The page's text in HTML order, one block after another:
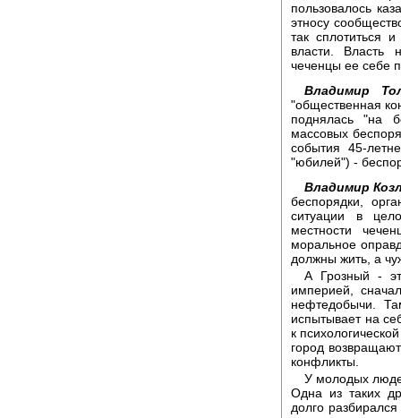
пользовалось
этносу
так сплотиться
власти. Власть
чеченцы ее себе
Владимир
"общественная
поднялась "на
массовых
события 45-
"юбилей") -
Владимир
беспорядки,
ситуации в
местности
моральное
должны жить, а
А Грозный -
империей,
нефтедобычи.
испытывает на
к
город
конфликты.
У молодых
Одна из таких
долго